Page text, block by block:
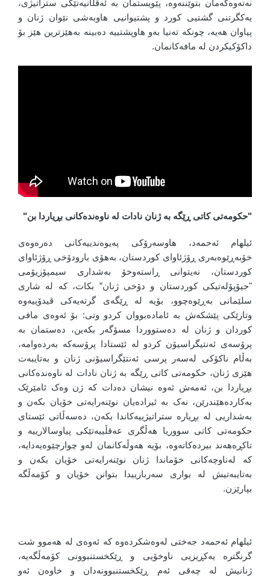
نەتەوەکەمان بتوێننەوە، پێویستمان بە ئەقڵانیەتێکی ستراتیژی،
یەکگرتنی گشتیی کورد و پشتیوانیی هاوبەشی نێوان ژنان و
پیاوان هەیە، چونکە تەنیا بەو هاوپشتییە دەبینە بەهێزترین هێز بۆ
داکۆکیکردن لە مافەکانمان.
"حکومەتی کاتی ڕێگە بە ژنان نادات لە ناوەندەکانی بڕیاردا بن"
ئیلهام ئەحمەد، هاوسەرۆکی پەیوەندییەکانی دەرەوەی
خۆبەڕێوەبەری ڕۆژئاوای کوردستان، بەهۆی بارودۆخی ڕۆژئاوای
کوردستان، نەیتوانی ڕاستەوخۆ بەشداری سیمپۆزیۆمی
"جیۆپۆلەتیکی کوردستان و دۆخی ژنان” بکات، کە لە شاری
سلێمانی بەڕێوەچوو، بۆیە لە ڕێگەی گرتەیەکی ڤیدۆییەوە
وتارێکی پێشکەش بە ئامادەبووان کردو وتی: بۆ ئەوەی مافی
کوردان و ژنان لە دەستووردا مسۆگەر بکەین، دەستمان بە
پرۆسەی ئەنتیگراسیۆن کردو لە ئێستادا پرۆسەکە بەردەوامە،
بەڵام ناکۆکی لەسەر پرسی ئەنتێگراسیۆنی ژنان و بەتایبەت
هێزی ژنان، حکومەتی کاتی ڕێگە بە ژنان نادات لە ناوەندەکانی
بڕیاردا بن، ئەمەش ئەوە نیشان دەدات کە ژن وەک ئامێرێک
بەکاردەهێندرێن، نەک بە ئیرادەیان نوێنەرایەتی خۆیان بکەن و
بەشداریی لە بڕیارە ستراتیژییەکاندا بکەن، دەسەڵاتی ئێستای
حکومەتی کاتی سووریا هەڵگری عەقڵییەتێکی پیاوسالارییە و
تاکڕەهەند بیردەکاتەوە، بۆیە هەوڵەکانمان لەو چوارچێوەیەدایە،
کە لەناوچەکانی خۆماندا ژنان نوێنەرایەتی خۆیان بکەن و
بەتایبەتیش لە بواری سەربازییدا بتوانن خۆیان و کۆمەڵگە
بپارێزن.
ئیلهام ئەحمەد جەختی لەوەشکردەوە کە ئەوەی لە هەموو شت
گرنگترە یەکڕیزیی ناوخۆیی و ڕێکخستنبوونی کۆمەڵگەیە،
ژنانیش لە چەقی ئەم ڕێکخستنبوونەدان و خاوەن ئەو